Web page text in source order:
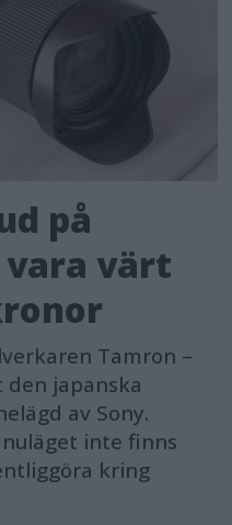
digitala
CP-3901B)
Electronics
till 73 sek
serien).
6600S
GP-2600S
i
på
vara värt
Tamron –
japanska
av Sony.
inte finns
kring